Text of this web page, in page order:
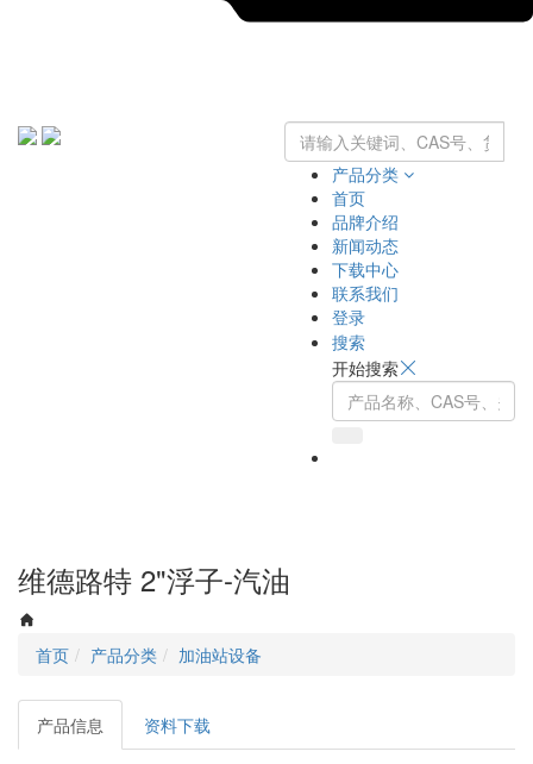
产品分类
首页
品牌介绍
新闻动态
下载中心
联系我们
登录
搜索
开始搜索
维德路特 2"浮子-汽油
首页 产品分类 加油站设备
产品信息 资料下载